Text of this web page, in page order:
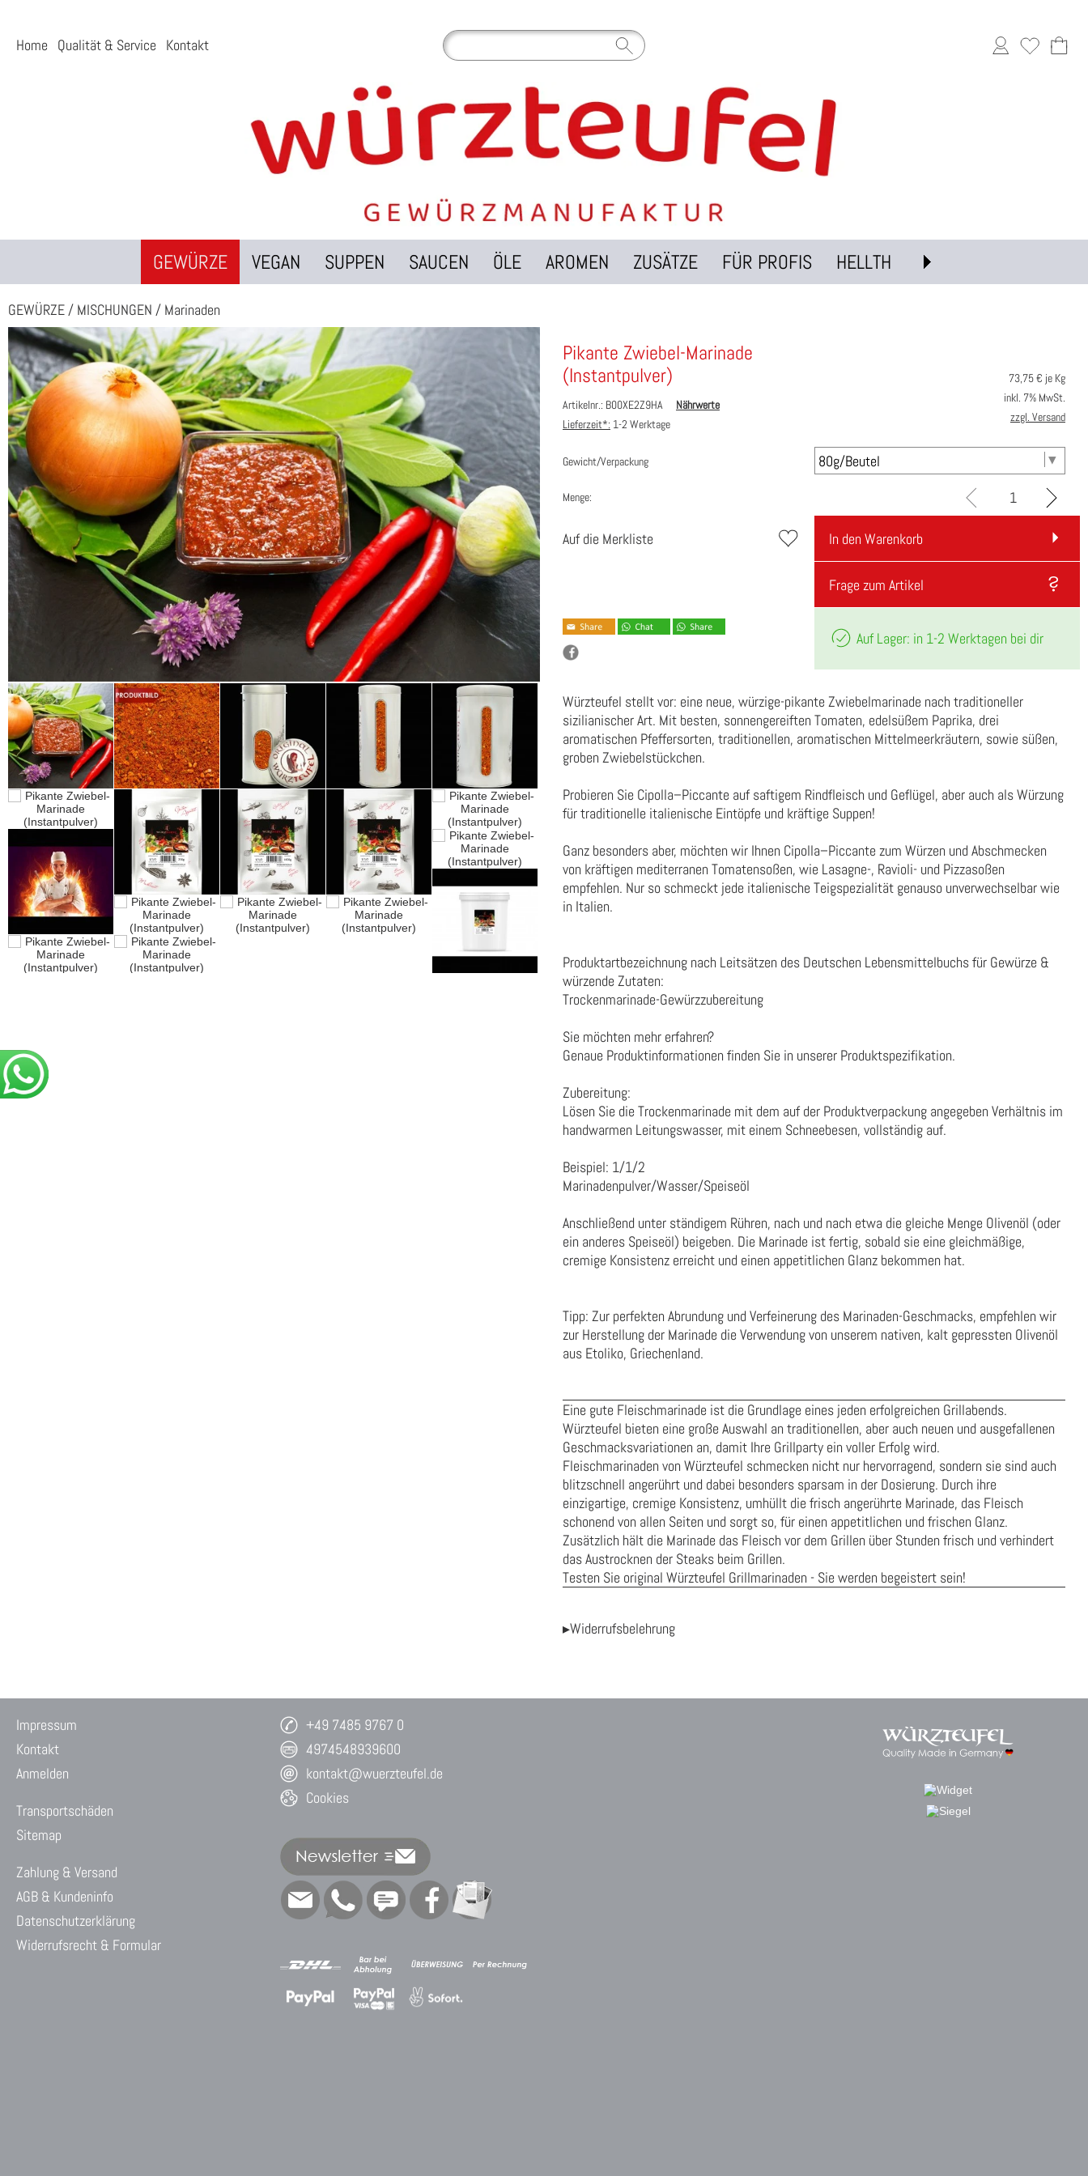
Home Qualität & Service Kontakt
GEWÜRZE VEGAN SUPPEN SAUCEN ÖLE AROMEN ZUSÄTZE FÜR PROFIS HELLTH
GEWÜRZE / MISCHUNGEN / Marinaden
Pikante Zwiebel-Marinade
(Instantpulver)
Artikelnr.: B00XE2Z9HA
Nährwerte
Lieferzeit*: 1-2 Werktage
73,75€ je Kg
inkl. 7% MwSt.
zzgl. Versand
Gewicht/Verpackung
Menge:
Auf die Merkliste In den Warenkorb
Frage zum Artikel
Auf Lager: in 1-2 Werktagen bei dir
Würzteufel stellt vor: eine neue, würzige-pikante Zwiebelmarinade nach traditioneller
sizilianischer Art. Mit besten, sonnengereiften Tomaten, edelsüßem Paprika, drei
aromatischen Pfeffersorten, traditionellen, aromatischen Mittelmeerkräutern, sowie süßen,
groben Zwiebelstückchen.
Probieren Sie Cipolla–Piccante auf saftigem Rindfleisch und Geflügel, aber auch als Würzung
für traditionelle italienische Eintöpfe und kräftige Suppen!
Ganz besonders aber, möchten wir Ihnen Cipolla–Piccante zum Würzen und Abschmecken
von kräftigen mediterranen Tomatensoßen, wie Lasagne-, Ravioli- und Pizzasoßen
empfehlen. Nur so schmeckt jede italienische Teigspezialität genauso unverwechselbar wie
in Italien.
Produktartbezeichnung nach Leitsätzen des Deutschen Lebensmittelbuchs für Gewürze &
würzende Zutaten:
Trockenmarinade-Gewürzzubereitung
Sie möchten mehr erfahren?
Genaue Produktinformationen finden Sie in unserer Produktspezifikation.
Zubereitung:
Lösen Sie die Trockenmarinade mit dem auf der Produktverpackung angegeben Verhältnis im
handwarmen Leitungswasser, mit einem Schneebesen, vollständig auf.
Beispiel: 1/1/2
Marinadenpulver/Wasser/Speiseöl
Anschließend unter ständigem Rühren, nach und nach etwa die gleiche Menge Olivenöl (oder
ein anderes Speiseöl) beigeben. Die Marinade ist fertig, sobald sie eine gleichmäßige,
cremige Konsistenz erreicht und einen appetitlichen Glanz bekommen hat.
Tipp: Zur perfekten Abrundung und Verfeinerung des Marinaden-Geschmacks, empfehlen wir
zur Herstellung der Marinade die Verwendung von unserem nativen, kalt gepressten Olivenöl
aus Etoliko, Griechenland.
Eine gute Fleischmarinade ist die Grundlage eines jeden erfolgreichen Grillabends.
Würzteufel bieten eine große Auswahl an traditionellen, aber auch neuen und ausgefallenen
Geschmacksvariationen an, damit Ihre Grillparty ein voller Erfolg wird.
Fleischmarinaden von Würzteufel schmecken nicht nur hervorragend, sondern sie sind auch
blitzschnell angerührt und dabei besonders sparsam in der Dosierung. Durch ihre
einzigartige, cremige Konsistenz, umhüllt die frisch angerührte Marinade, das Fleisch
schonend von allen Seiten und sorgt so, für einen appetitlichen und frischen Glanz.
Zusätzlich hält die Marinade das Fleisch vor dem Grillen über Stunden frisch und verhindert
das Austrocknen der Steaks beim Grillen.
Testen Sie original Würzteufel Grillmarinaden - Sie werden begeistert sein!
▸Widerrufsbelehrung
Impressum
Kontakt
Anmelden
Transportschäden
Sitemap
Zahlung & Versand
AGB & Kundeninfo
Datenschutzerklärung
Widerrufsrecht & Formular
+49 7485 9767 0
4974548939600
kontakt@wuerzteufel.de
Cookies